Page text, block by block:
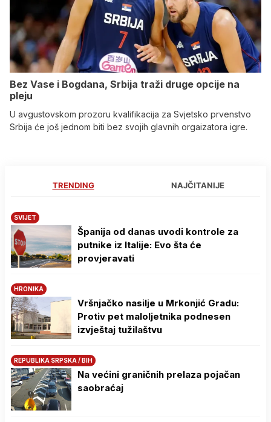
Bez Vase i Bogdana, Srbija traži druge opcije na
pleju
U avgustovskom prozoru kvalifikacija za Svjetsko prvenstvo
Srbija će još jednom biti bez svojih glavnih orgaizatora igre.
TRENDING NAJČITANIJE
SVIJET
Španija od danas uvodi kontrole za
putnike iz Italije: Evo šta će
provjeravati
HRONIKA
Vršnjačko nasilje u Mrkonjić Gradu:
Protiv pet maloljetnika podnesen
izvještaj tužilaštvu
REPUBLIKA SRPSKA / BIH
Na većini graničnih prelaza pojačan
saobraćaj